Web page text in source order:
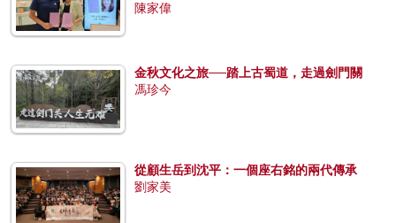
陳家偉
金秋文化之旅──踏上古蜀道，走過劍門關
馮珍今
從顧生岳到沈平：一個座右銘的兩代傳承
劉家美